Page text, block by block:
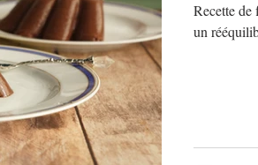
au Fromage autres petits déjeuners
bowlcakes salés Cakes et muffins
Recette de
un